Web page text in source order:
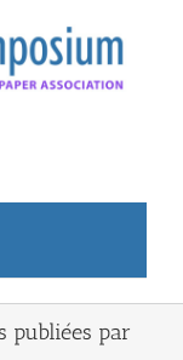
publiées par